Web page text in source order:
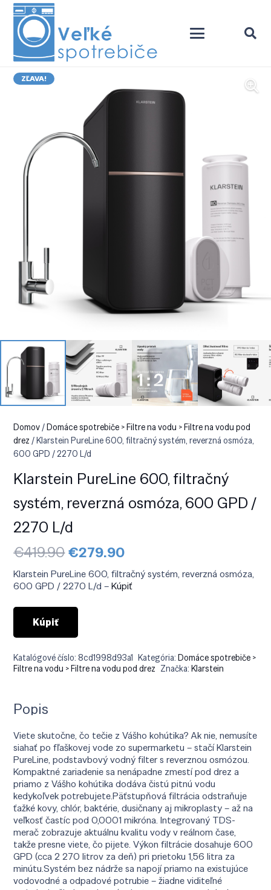
ZĽAVA!
Domov/Domáce spotrebiče > Filtre na vodu > Filtre na vodu pod
drez / Klarstein PureLine 600, filtračný systém, reverzná osmóza,
600 GPD / 2270 L/d
Klarstein PureLine 600, filtračný
systém, reverzná osmóza, 600 GPD /
2270 L/d
€419.90Pôvodná
cena
bola:
€419.90.
€279.90Aktuálna
je:
€279.90.
Klarstein PureLine 600, filtračný systém, reverzná osmóza,
600 GPD / 2270 L/d –Kúpiť
Kúpiť
Katalógové číslo:8cd1998d93a1 Kategória:Domáce spotrebiče >
Filtre na vodu > Filtre na vodu pod drez Značka:Klarstein
Popis
Viete skutočne, čo tečie z Vášho kohútika? Ak nie, nemusíte
siahať po fľaškovej vode zo supermarketu – stačí Klarstein
PureLine, podstavbový vodný filter s reverznou osmózou.
Kompaktné zariadenie sa nenápadne zmestí pod drez a
priamo z Vášho kohútika dodáva čistú pitnú vodu
kedykoľvek potrebujete.Päťstupňová filtrácia odstraňuje
ťažké kovy, chlór, baktérie, dusičnany aj mikroplasty – až na
veľkosť častíc pod 0,0001 mikróna. Integrovaný TDS-
merač zobrazuje aktuálnu kvalitu vody v reálnom čase,
takže presne viete, čo pijete. Výkon filtrácie dosahuje 600
GPD (cca 2 270 litrov za deň) pri prietoku 1,56 litra za
minútu.Systém bez nádrže sa napojí priamo na existujúce
vodovodné a odpadové potrubie – žiadne viditeľné